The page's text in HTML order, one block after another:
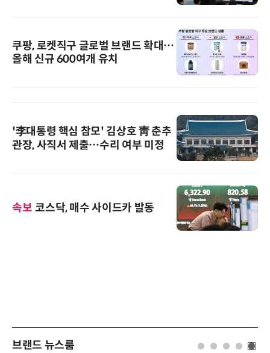
쿠팡, 로켓직구 글로벌 브랜드 확대…
올해 신규 600여개 유치
'李대통령 핵심 참모' 김상호 靑 춘추
관장, 사직서 제출…수리 여부 미정
속보 코스닥, 매수 사이드카 발동
브랜드 뉴스룸